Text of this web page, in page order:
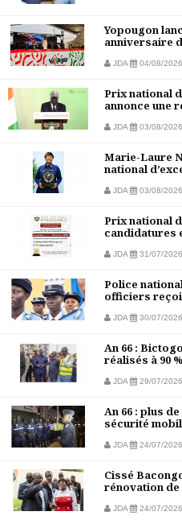
Yopougon
anniversaire
JDA 04/08/2026
Prix national
annonce une
JDA 03/08/2026
Marie-Laure
national
JDA 03/08/2026
Prix national
candidatures
JDA 31/07/2026
Police
officiers
JDA 30/07/2026
An 66 :
réalisés à 90
JDA 29/07/2026
An 66 : plus
sécurité
JDA 24/07/2026
Cissé
rénovation de
JDA 24/07/2026